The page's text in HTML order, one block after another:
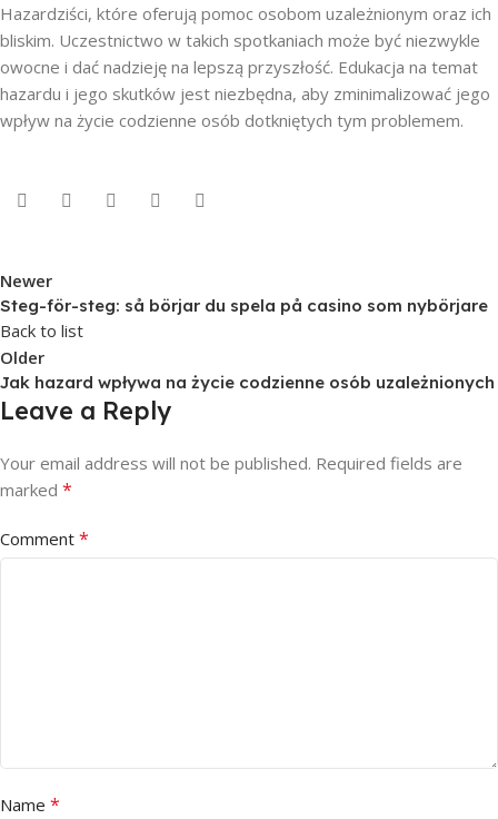
Hazardziści, które oferują pomoc osobom uzależnionym oraz ich
bliskim. Uczestnictwo w takich spotkaniach może być niezwykle
owocne i dać nadzieję na lepszą przyszłość. Edukacja na temat
hazardu i jego skutków jest niezbędna, aby zminimalizować jego
wpływ na życie codzienne osób dotkniętych tym problemem.
Newer
Steg-för-steg: så börjar du spela på casino som nybörjare
Back to list
Older
Jak hazard wpływa na życie codzienne osób uzależnionych
Leave a Reply
Your email address will not be published. Required fields are
marked *
Comment *
Name *